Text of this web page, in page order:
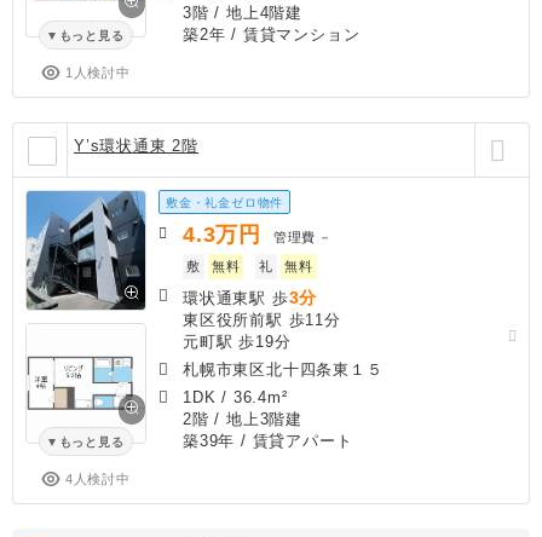
もっと見る
1人検討中
3階 / 地上4階建
築2年 / 賃貸マンション
Y’s環状通東 2階
もっと見る
4人検討中
敷金・礼金ゼロ物件
4.3万円 管理費 －
敷
無料 礼 無料
環状通東駅 歩3分
東区役所前駅 歩11分
元町駅 歩19分
札幌市東区北十四条東１５
1DK / 36.4m²
2階 / 地上3階建
築39年 / 賃貸アパート